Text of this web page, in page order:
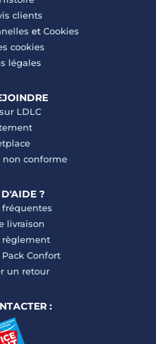
clients
et Cookies
cookies
légales
LDLC
non conforme
?
livraison
règlement
Pack Confort
un retour
: